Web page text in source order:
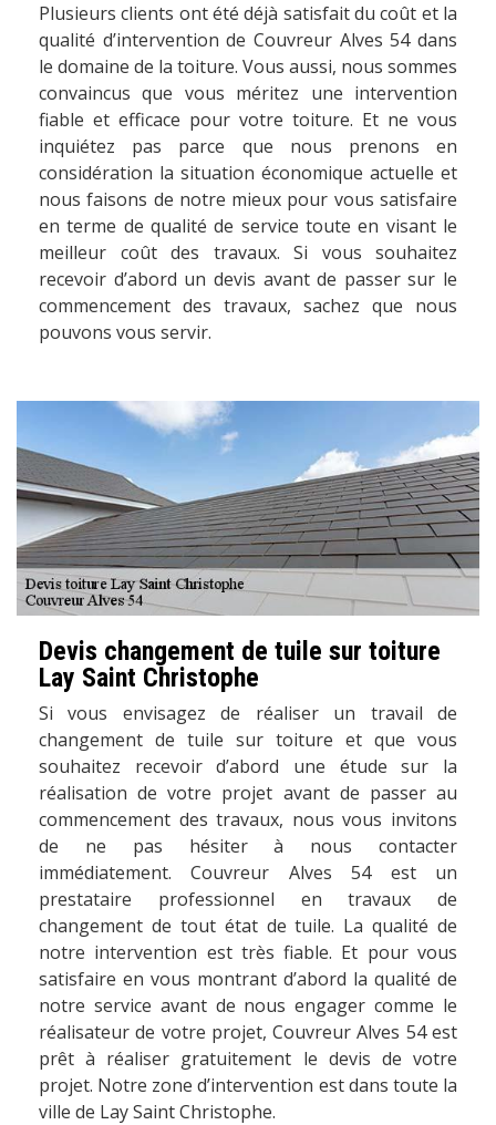
Plusieurs clients ont été déjà satisfait du coût et la
qualité d’intervention de Couvreur Alves 54 dans
le domaine de la toiture. Vous aussi, nous sommes
convaincus que vous méritez une intervention
fiable et efficace pour votre toiture. Et ne vous
inquiétez pas parce que nous prenons en
considération la situation économique actuelle et
nous faisons de notre mieux pour vous satisfaire
en terme de qualité de service toute en visant le
meilleur coût des travaux. Si vous souhaitez
recevoir d’abord un devis avant de passer sur le
commencement des travaux, sachez que nous
pouvons vous servir.
Devis changement de tuile sur toiture
Lay Saint Christophe
Si vous envisagez de réaliser un travail de
changement de tuile sur toiture et que vous
souhaitez recevoir d’abord une étude sur la
réalisation de votre projet avant de passer au
commencement des travaux, nous vous invitons
de ne pas hésiter à nous contacter
immédiatement. Couvreur Alves 54 est un
prestataire professionnel en travaux de
changement de tout état de tuile. La qualité de
notre intervention est très fiable. Et pour vous
satisfaire en vous montrant d’abord la qualité de
notre service avant de nous engager comme le
réalisateur de votre projet, Couvreur Alves 54 est
prêt à réaliser gratuitement le devis de votre
projet. Notre zone d’intervention est dans toute la
ville de Lay Saint Christophe.